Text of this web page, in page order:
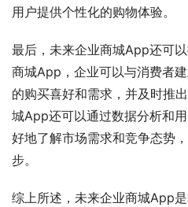
用户提供个性化的购物体验。
最后，未来企业商城App还可
商城App，企业可以与消费者
的购买喜好和需求，并及时推
城App还可以通过数据分析和
好地了解市场需求和竞争态势
步。
综上所述，未来企业商城App